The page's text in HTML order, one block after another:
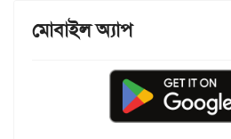
মোবাইল অ্যাপ